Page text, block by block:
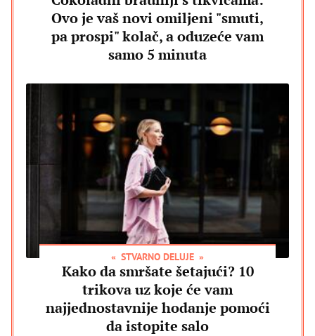
Ovo je vaš novi omiljeni "smuti,
pa prospi" kolač, a oduzeće vam
samo 5 minuta
STVARNO DELUJE
Kako da smršate šetajući? 10
trikova uz koje će vam
najjednostavnije hodanje pomoći
da istopite salo